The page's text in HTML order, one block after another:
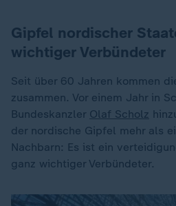
Gipfel nordischer
wichtiger Verbündeter
Seit über 60 Jahren kommen
zusammen. Vor einem Jahr in
Bundeskanzler Olaf Scholz
der nordische Gipfel mehr als
Nachbarn: Es ist ein
ganz wichtiger Verbündeter.